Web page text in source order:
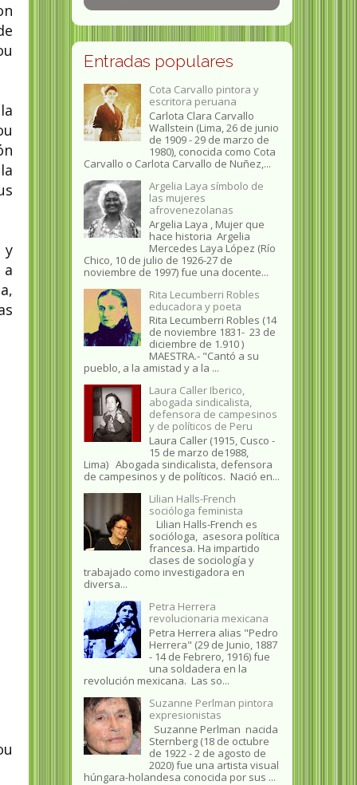
y
Entradas populares
Cota Carvallo pintora y
escritora peruana
Carlota Clara Carvallo
Wallstein (Lima, 26 de junio
de 1909 - 29 de marzo de
1980), conocida como Cota
Carvallo o Carlota Carvallo de Nuñez,...
Argelia Laya símbolo de
las mujeres
afrovenezolanas
Argelia Laya , Mujer que
hace historia Argelia
Mercedes Laya López (Río
Chico, 10 de julio de 1926-27 de
noviembre de 1997) fue una docente...
Rita Lecumberri Robles
educadora y poeta
Rita Lecumberri Robles (14
de noviembre 1831- 23 de
diciembre de 1.910 )
MAESTRA.- "Cantó a su
pueblo, a la amistad y a la ...
Laura Caller Iberico,
abogada sindicalista,
defensora de campesinos
y de políticos de Peru
Laura Caller (1915, Cusco -
15 de marzo de1988,
Lima) Abogada sindicalista, defensora
de campesinos y de políticos. Nació en...
Lilian Halls-French
socióloga feminista
Lilian Halls-French es
socióloga, asesora política
francesa. Ha impartido
clases de sociología y
trabajado como investigadora en
diversa...
Petra Herrera
revolucionaria mexicana
Petra Herrera alias "Pedro
Herrera" (29 de Junio, 1887
- 14 de Febrero, 1916) fue
una soldadera en la
revolución mexicana. Las so...
Suzanne Perlman pintora
expresionistas
Suzanne Perlman nacida
Sternberg (18 de octubre
de 1922 - 2 de agosto de
2020) fue una artista visual
húngara-holandesa conocida por sus ...